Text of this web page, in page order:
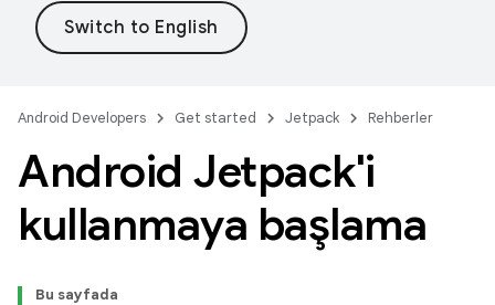
Android Developers Get started Jetpack Rehberler
Android Jetpack'i
kullanmaya başlama
Bu sayfada